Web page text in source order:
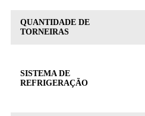
QUANTIDADE DE
TORNEIRAS
SISTEMA DE
REFRIGERAÇÃO